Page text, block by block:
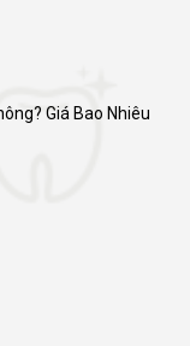
Giá Bao Nhiêu